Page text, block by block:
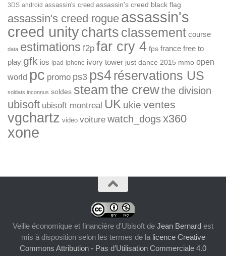
3DS android assassin's creed assassin's creed black flag
assassin's creed rogue assassin's
creed unitycharts classement course
data estimations f2p far cry 4 fps france free to
play gfk ios ipad iphone ivory tower just dance 2015 mmo open
world pc promo ps3 ps4réservations US
soldats inconnus soldes steamthe crewthe division
ubisoft ubisoft montreal UK ukie ventes
vgchartz video voiture watch_dogsx360
xone
Veille économique et financière d'Ubisoft de Jean Bernard est
mis à disposition selon les termes de la licence Creative
Commons Attribution - Pas d’Utilisation Commerciale 4.0